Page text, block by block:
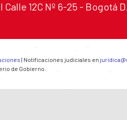
12C Nº 6-25 - Bogotá
| Notificaciones judiciales en
de Gobierno.